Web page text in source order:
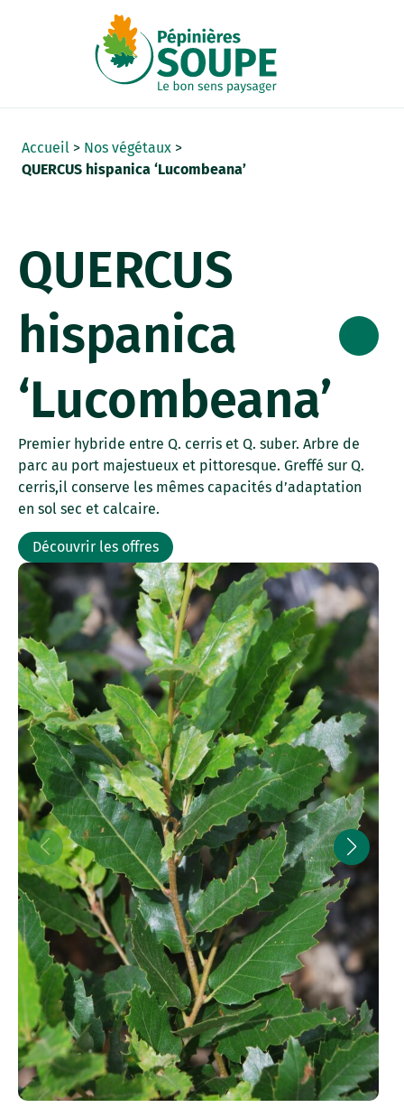
Accueil > Nos végétaux >
QUERCUS hispanica ‘Lucombeana’
QUERCUS
hispanica
‘Lucombeana’
Premier hybride entre Q. cerris et Q. suber. Arbre de
parc au port majestueux et pittoresque. Greffé sur Q.
cerris,il conserve les mêmes capacités d’adaptation
en sol sec et calcaire.
Découvrir les offres